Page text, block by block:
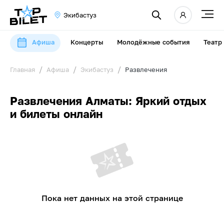
Экибастуз
Афиша Концерты Молодёжные события Театр
Главная Афиша Экибастуз Развлечения
Развлечения Алматы: Яркий отдых
и билеты онлайн
Пока нет данных на этой странице